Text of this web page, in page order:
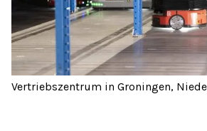
Vertriebszentrum in Groningen,